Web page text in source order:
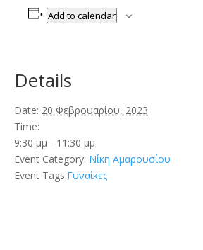
Add to calendar
Details
Date: 20 Φεβρουαρίου, 2023
Time:
9:30 μμ - 11:30 μμ
Event Category: Νίκη Αμαρουσίου
Event Tags:Γυναίκες